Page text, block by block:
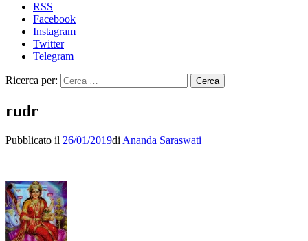
RSS
Facebook
Instagram
Twitter
Telegram
Ricerca per:
rudr
Pubblicato il 26/01/2019di Ananda Saraswati